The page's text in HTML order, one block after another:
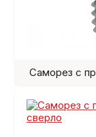
Саморез с